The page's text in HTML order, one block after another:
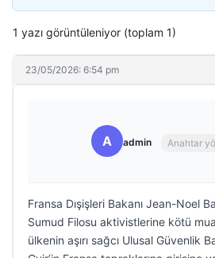
1 yazı görüntüleniyor (toplam 1)
23/05/2026: 6:54 pm
A admin Anahtar
Fransa Dışişleri Bakanı Jean-Noel
Sumud Filosu aktivistlerine kötü
ülkenin aşırı sağcı Ulusal Güvenlik